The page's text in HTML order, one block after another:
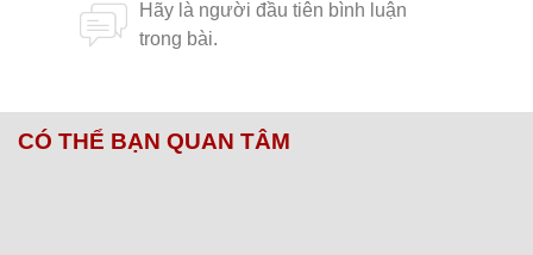
CÓ THỂ BẠN QUAN TÂM